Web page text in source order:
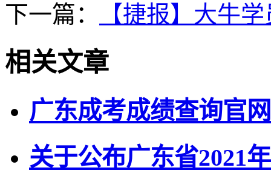
下一篇：
【捷报】大牛
相关文章
广东成考成绩查询官
关于公布广东省2021